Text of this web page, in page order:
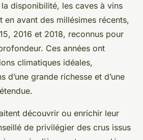
disponibilité, les caves à vins
en avant des millésimes récents,
2016 et 2018, reconnus pour
Ces années ont
climatiques idéales,
d’une grande richesse et d’une
découvrir ou enrichir leur
de privilégier des crus issus